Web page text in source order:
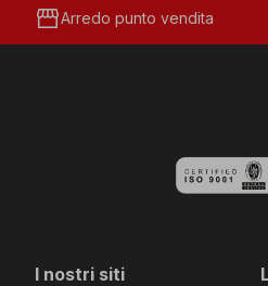
storefrontArredo punto vendita
I nostri siti